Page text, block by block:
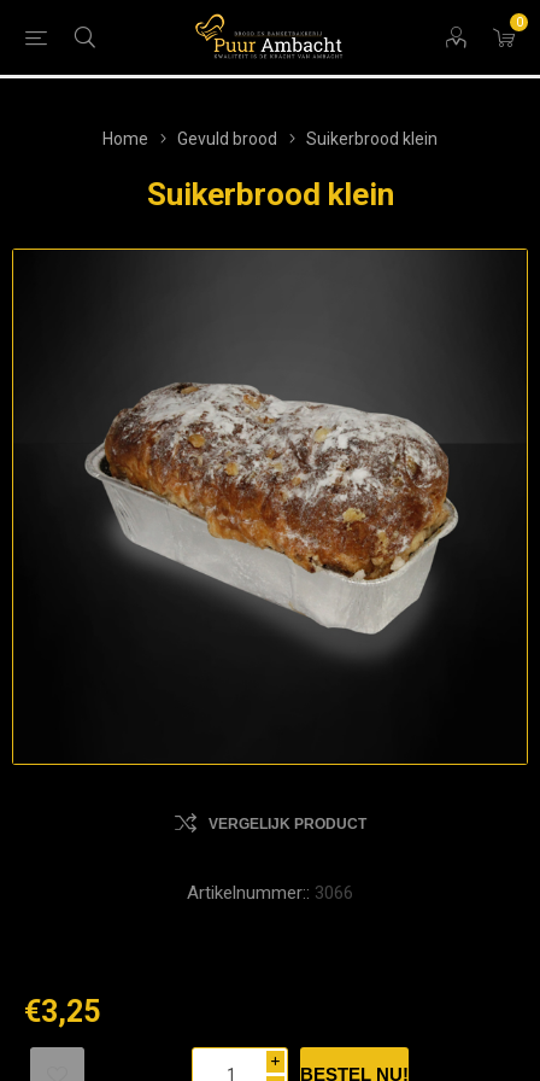
0
Home Gevuld brood Suikerbrood klein
Suikerbrood klein
VERGELIJK PRODUCT
Artikelnummer:: 3066
€3,25
i